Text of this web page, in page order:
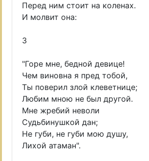
Перед ним стоит на коленах.
И молвит она:
3
"Горе мне, бедной девице!
Чем виновна я пред тобой,
Ты поверил злой клеветнице;
Любим мною не был другой.
Мне жребий неволи
Судьбинушкой дан;
Не губи, не губи мою душу,
Лихой атаман".